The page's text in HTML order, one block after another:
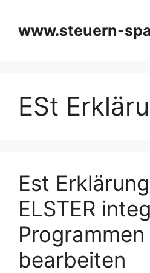
springen
www.steuern-
ESt
Est
ELSTER
Programmen
bearbeiten